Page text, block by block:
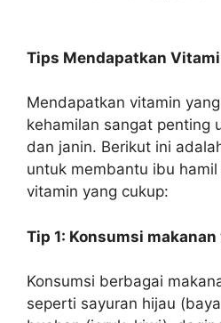
Tips Mendapatkan
Mendapatkan vitamin
kehamilan sangat penting
dan janin. Berikut ini
untuk membantu ibu
vitamin yang cukup:
Tip 1: Konsumsi
Konsumsi berbagai
seperti sayuran hijau